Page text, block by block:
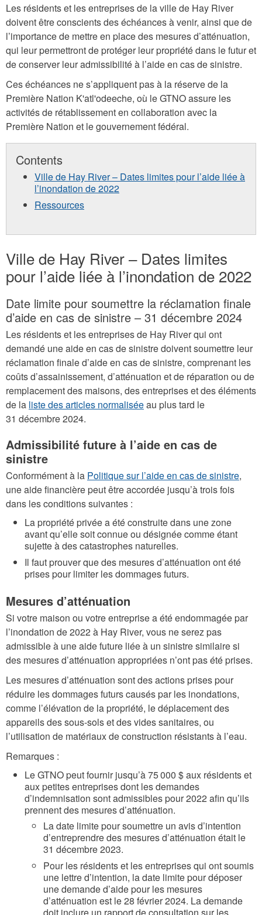
Les résidents et les entreprises de la ville de Hay River
doivent être conscients des échéances à venir, ainsi que de
l’importance de mettre en place des mesures d’atténuation,
qui leur permettront de protéger leur propriété dans le futur et
de conserver leur admissibilité à l’aide en cas de sinistre.
Ces échéances ne s’appliquent pas à la réserve de la
Première Nation K'atl'odeeche, où le GTNO assure les
activités de rétablissement en collaboration avec la
Première Nation et le gouvernement fédéral.
Contents
Ville de Hay River – Dates limites pour l’aide liée à
l’inondation de 2022
Ressources
Ville de Hay River – Dates limites
pour l’aide liée à l’inondation de 2022
Date limite pour soumettre la réclamation finale
d’aide en cas de sinistre – 31 décembre 2024
Les résidents et les entreprises de Hay River qui ont
demandé une aide en cas de sinistre doivent soumettre leur
réclamation finale d’aide en cas de sinistre, comprenant les
coûts d’assainissement, d’atténuation et de réparation ou de
remplacement des maisons, des entreprises et des éléments
de la liste des articles normaliséeau plus tard le
31 décembre 2024.
Admissibilité future à l’aide en cas de
sinistre
Conformément à la Politique sur l’aide en cas de sinistre,
une aide financière peut être accordée jusqu’à trois fois
dans les conditions suivantes :
La propriété privée a été construite dans une zone
avant qu’elle soit connue ou désignée comme étant
sujette à des catastrophes naturelles.
Il faut prouver que des mesures d’atténuation ont été
prises pour limiter les dommages futurs.
Mesures d’atténuation
Si votre maison ou votre entreprise a été endommagée par
l’inondation de 2022 à Hay River, vous ne serez pas
admissible à une aide future liée à un sinistre similaire si
des mesures d’atténuation appropriées n’ont pas été prises.
Les mesures d’atténuation sont des actions prises pour
réduire les dommages futurs causés par les inondations,
comme l’élévation de la propriété, le déplacement des
appareils des sous-sols et des vides sanitaires, ou
l’utilisation de matériaux de construction résistants à l’eau.
Remarques :
Le GTNO peut fournir jusqu’à 75 000 $ aux résidents et
aux petites entreprises dont les demandes
d’indemnisation sont admissibles pour 2022 afin qu’ils
prennent des mesures d’atténuation.
La date limite pour soumettre un avis d’intention
d’entreprendre des mesures d’atténuation était le
31 décembre 2023.
Pour les résidents et les entreprises qui ont soumis
une lettre d’intention, la date limite pour déposer
une demande d’aide pour les mesures
d’atténuation est le 28 février 2024. La demande